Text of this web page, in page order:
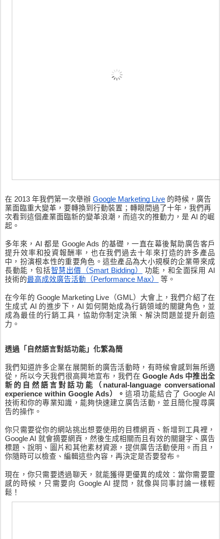
在 2013 年我們第一次舉辦 Google Marketing Live 的時候，廣告
業面臨重大變革，要轉換到行動裝置；轉眼間過了十年，我們再
次看到這個產業面臨新的變革浪潮，而這次的推動力，是 AI 的崛
起。
多年來，AI 都是 Google Ads 的基礎，一直在幕後幫助廣告客戶
提升效率和投資報酬率，也在我們過去十年來打造的許多產品
中，扮演根本性的重要角色。這些產品為大小規模的企業帶來成
長動能，包括智慧出價（Smart Bidding）
功能，和全面採用 AI
技術的最高成效廣告活動（Performance Max） 等。
在今年的 Google Marketing Live（GML）大會上，我們介紹了在
生成式 AI 的進步下，AI 如何開始成為行銷領域的關鍵角色，並
成為最佳的行銷工具，協助你制定決策、解決問題並提升創造
力。
透過「自然語言對話功能」化繁為簡
我們知道許多企業在展開新的廣告活動時，有時候會感到無所適
從，所以今天我們很高興地宣布，我們在 Google Ads 中推出全
新的自然語言對話功能（natural-language conversational
experience within Google Ads）。這項功能結合了 Google AI
技術和你的專業知識，能夠快速建立廣告活動，並且簡化搜尋廣
告的操作。
你只需要從你的網站挑出想要使用的目標網頁、新增到工具裡，
Google AI 就會摘要網頁，然後生成相關而且有效的關鍵字、廣告
標題、說明、圖片和其他素材資源，提供廣告活動使用。而且，
你隨時可以檢查、編輯這些內容，再決定是否要發布。
現在，你只需要透過聊天，就能獲得更優異的成效：當你需要靈
感的時候，只需要向 Google AI 提問，就像與同事討論一樣輕
鬆！